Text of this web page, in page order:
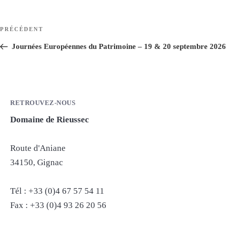
l’article
Article
précédent
PRÉCÉDENT
Journées Européennes du Patrimoine – 19 & 20 septembre 2026
RETROUVEZ-NOUS
Domaine de Rieussec
Route d'Aniane
34150, Gignac
Tél : +33 (0)4 67 57 54 11
Fax : +33 (0)4 93 26 20 56